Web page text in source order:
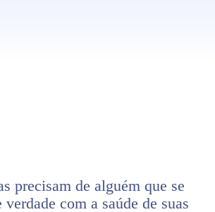
precisam de alguém que se
verdade com a saúde de suas